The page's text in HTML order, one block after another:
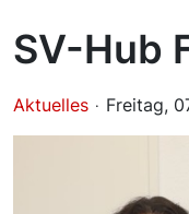
SV-Hub
Aktuelles Freitag,